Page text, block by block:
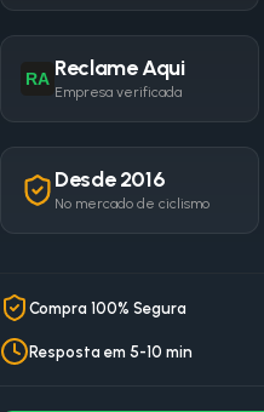
RA Reclame Aqui
Empresa verificada
Desde 2016
No mercado de ciclismo
Compra 100% Segura
Resposta em 5-10 min